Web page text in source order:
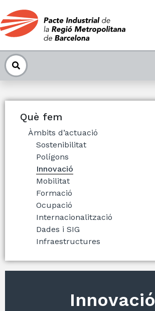
Què fem
Àmbits d’actuació
Sostenibilitat
Polígons
Innovació
Mobilitat
Formació
Ocupació
Internacionalització
Dades i SIG
Infraestructures
Innovació